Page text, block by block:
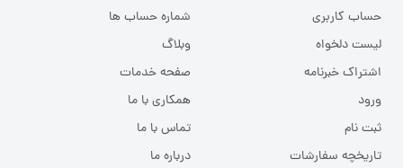
حساب کاربری
لیست دلخواه
اشتراک خبرنامه
ورود
ثبت نام
تاریخچه سفارشات
شماره حساب ها
وبلاگ
صفحه خدمات
همکاری با ما
تماس با ما
درباره ما